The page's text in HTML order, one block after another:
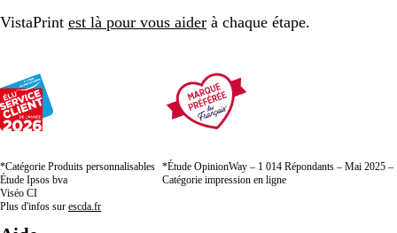
VistaPrint est là pour vous aider à chaque étape.
*Catégorie Produits personnalisables
Étude Ipsos bva
Viséo CI
Plus d'infos sur escda.fr
*Étude OpinionWay – 1 014 Répondants – Mai 2025 –
Catégorie impression en ligne